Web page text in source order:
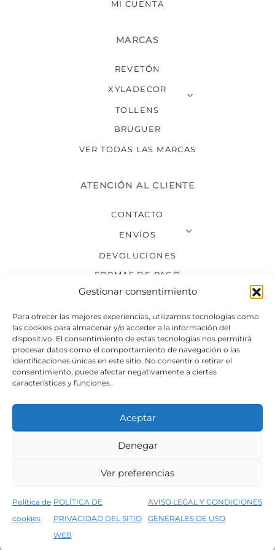
Gestionar consentimiento
Para ofrecer las mejores experiencias, utilizamos tecnologías como
las cookies para almacenar y/o acceder a la información del
dispositivo. El consentimiento de estas tecnologías nos permitirá
procesar datos como el comportamiento de navegación o las
identificaciones únicas en este sitio. No consentir o retirar el
consentimiento, puede afectar negativamente a ciertas
características y funciones.
Aceptar
Denegar
Ver preferencias
Política de
cookies
POLÍTICA DE
PRIVACIDAD DEL SITIO
WEB
AVISO LEGAL Y CONDICIONES
GENERALES DE USO
5% de descuento en tu primera compra, utiliza el código PRIMERACOMPRA
MI CUENTA
MARCAS
REVETÓN
XYLADECOR
TOLLENS
BRUGUER
VER TODAS LAS MARCAS
ATENCIÓN AL CLIENTE
CONTACTO
ENVÍOS
DEVOLUCIONES
FORMAS DE PAGO
SÍGUENOS
Condiciones generales de venta
Política de privacidad del sitio web
©2026 Decopintur- todos los derechos